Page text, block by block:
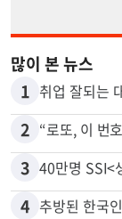
많이 본 뉴스
1 취업 잘되는
2
3
4 추방된 한국